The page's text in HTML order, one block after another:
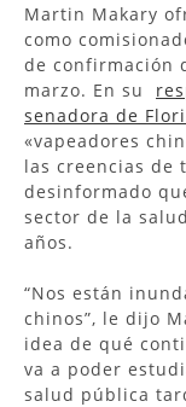
Martin Makary
como
de confirmación
marzo. En su
senadora de
«vapeadores
las creencias de
desinformado
sector de la
años.
“Nos están
chinos”, le dijo
idea de qué
va a poder
salud pública